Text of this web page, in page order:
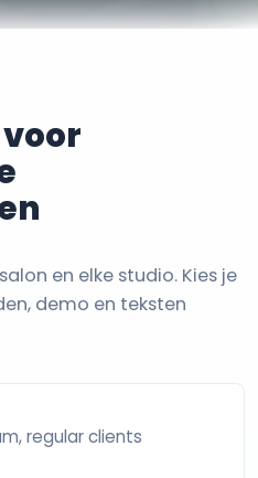
en elke studio. Kies je
demo en teksten
regular clients